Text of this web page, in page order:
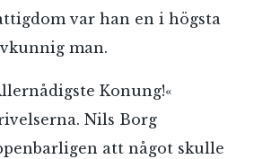
var han en i högsta
man.
Konung!«
Nils Borg
att något skulle